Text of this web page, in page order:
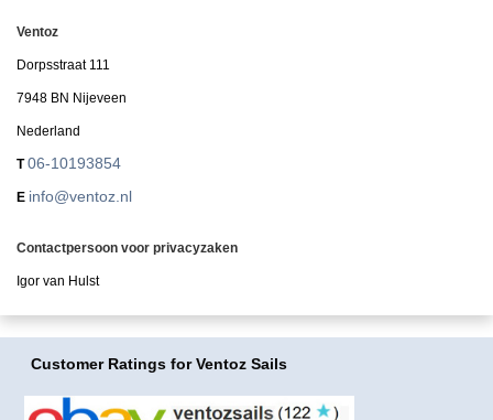
Ventoz
Dorpsstraat 111
7948 BN Nijeveen
Nederland
T06-10193854
E info@ventoz.nl
Contactpersoon voor privacyzaken
Igor van Hulst
Customer Ratings for Ventoz Sails